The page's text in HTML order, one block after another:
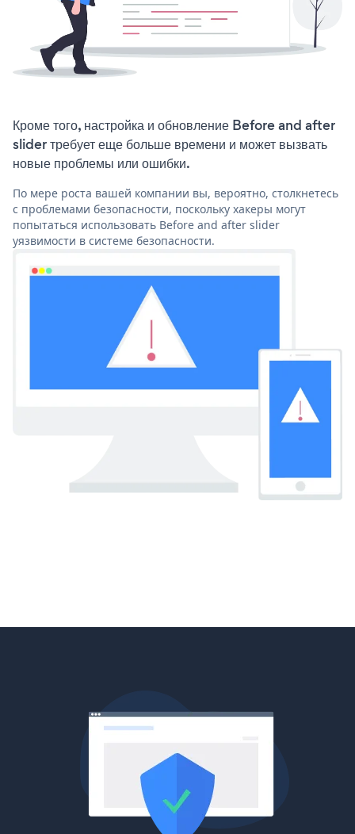
Кроме того, настройка и обновление Before and after
slider требует еще больше времени и может вызвать
новые проблемы или ошибки.
По мере роста вашей компании вы, вероятно, столкнетесь
с проблемами безопасности, поскольку хакеры могут
попытаться использовать Before and after slider
уязвимости в системе безопасности.